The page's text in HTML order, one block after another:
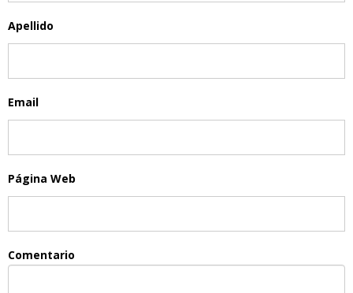
Apellido
Email
Página Web
Comentario